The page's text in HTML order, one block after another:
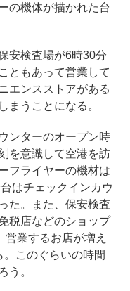
の機体が描かれた台
安検査場が6時30分
ともあって営業して
エンスストアがある
まうことになる。
ンターのオープン時
を意識して空港を訪
フライヤーの機材は
はチェックインカウ
た。また、保安検査
税店などのショップ
業するお店が増え
このぐらいの時間
う。